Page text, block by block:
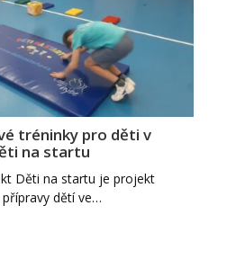
tréninky pro děti v
na startu
Děti na startu je projekt
dětí ve…